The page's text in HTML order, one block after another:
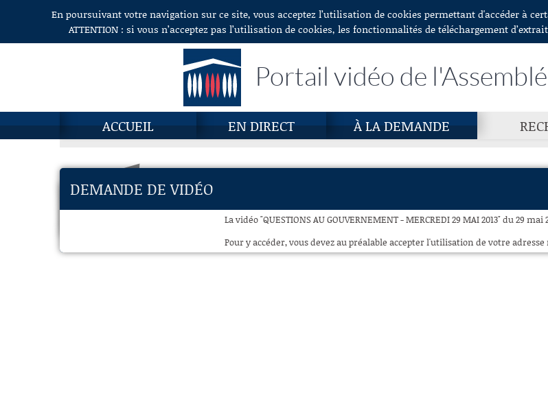
Aller au contenuEn poursuivant votre navigation sur ce site, vous acceptez l’utilisation de cookies permettant d'accéder à
ATTENTION : si vous n’acceptez pas l’utilisation de cookies, les fonctionnalités de téléchargement
Portail vidéo de
ACCUEIL EN DIRECT À LA DEMANDE
DEMANDE DE VIDÉO
La vidéo "QUESTIONS AU GOUVERNEMENT - MERCREDI 29 MAI 2013" du 29
Pour y accéder, vous devez au préalable accepter l'utilisation de votre